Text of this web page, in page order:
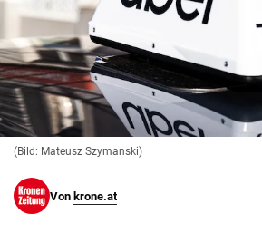
© Krone Multimedia GmbH & Co KG 2026
Muthgasse 2, 1190 Wien
(Bild: Mateusz Szymanski)
Von krone.at